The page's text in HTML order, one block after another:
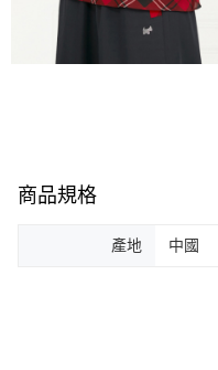
商品規格
產地 中國